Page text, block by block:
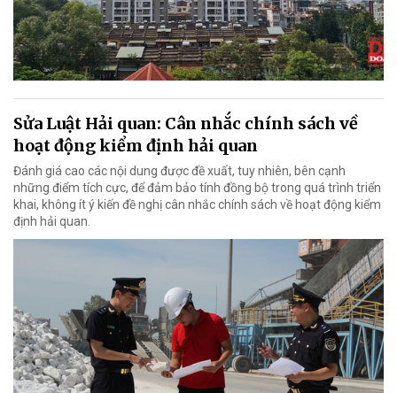
Sửa Luật Hải quan: Cân nhắc chính sách về
hoạt động kiểm định hải quan
Đánh giá cao các nội dung được đề xuất, tuy nhiên, bên cạnh
những điểm tích cực, để đảm bảo tính đồng bộ trong quá trình triển
khai, không ít ý kiến đề nghị cân nhắc chính sách về hoạt động kiểm
định hải quan.